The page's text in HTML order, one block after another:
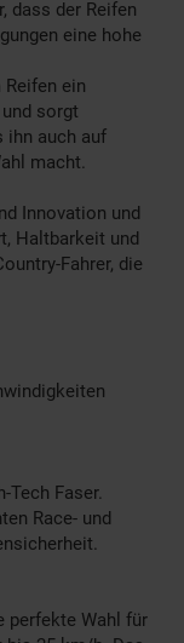
dass der Reifen
eine hohe
ein
sorgt
ihn auch auf
macht.
Innovation und
Haltbarkeit und
Fahrer, die
Tech Faser.
Race- und
perfekte Wahl für